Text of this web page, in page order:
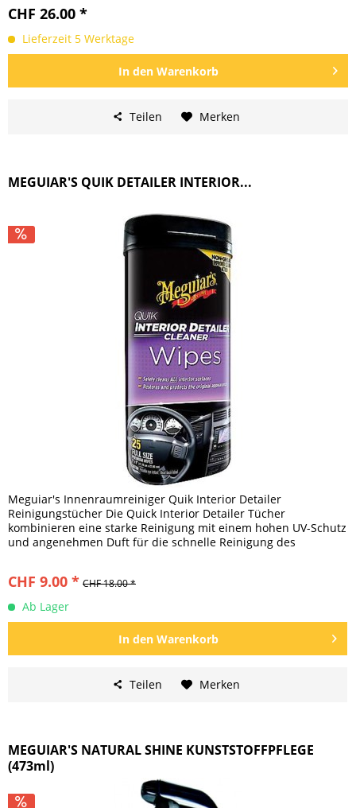
CHF 26.00 *
Lieferzeit 5 Werktage
In den Warenkorb
Teilen Merken
MEGUIAR'S QUIK DETAILER INTERIOR...
Meguiar's Innenraumreiniger Quik Interior Detailer
Reinigungstücher Die Quick Interior Detailer Tücher
kombinieren eine starke Reinigung mit einem hohen UV-Schutz
und angenehmen Duft für die schnelle Reinigung des
CHF 9.00 * CHF 18.00 *
Ab Lager
In den Warenkorb
Teilen Merken
MEGUIAR'S NATURAL SHINE KUNSTSTOFFPFLEGE
(473ml)